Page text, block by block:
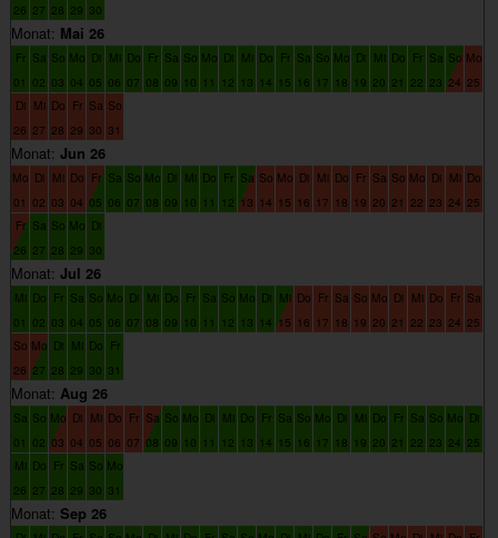
26 27 28 29 30
Monat: Mai 26
Fr
01
Sa
02
So
03
Mo
04
Di
05
Mi
06
Do
07
Fr
08
Sa
09
So
10
Mo
11
Di
12
Mi
13
Do
14
Fr
15
Sa
16
So
17
Mo
18
Di
19
Mi
20
Do
21
Fr
22
Sa
23
So
24
Mo
25
Di
26
Mi
27
Do
28
Fr
29
Sa
30
So
31
Monat: Jun 26
Mo
01
Di
02
Mi
03
Do
04
Fr
05
Sa
06
So
07
Mo
08
Di
09
Mi
10
Do
11
Fr
12
Sa
13
So
14
Mo
15
Di
16
Mi
17
Do
18
Fr
19
Sa
20
So
21
Mo
22
Di
23
Mi
24
Do
25
Fr
26
Sa
27
So
28
Mo
29
Di
30
Monat: Jul 26
Mi
01
Do
02
Fr
03
Sa
04
So
05
Mo
06
Di
07
Mi
08
Do
09
Fr
10
Sa
11
So
12
Mo
13
Di
14
Mi
15
Do
16
Fr
17
Sa
18
So
19
Mo
20
Di
21
Mi
22
Do
23
Fr
24
Sa
25
So
26
Mo
27
Di
28
Mi
29
Do
30
Fr
31
Monat: Aug 26
Sa
01
So
02
Mo
03
Di
04
Mi
05
Do
06
Fr
07
Sa
08
So
09
Mo
10
Di
11
Mi
12
Do
13
Fr
14
Sa
15
So
16
Mo
17
Di
18
Mi
19
Do
20
Fr
21
Sa
22
So
23
Mo
24
Di
25
Mi
26
Do
27
Fr
28
Sa
29
So
30
Mo
31
Monat: Sep 26